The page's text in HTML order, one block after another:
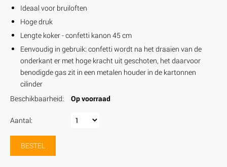
Ideaal voor bruiloften
Hoge druk
Lengte koker - confetti kanon 45 cm
Eenvoudig in gebruik: confetti wordt na het draaien van de
onderkant er met hoge kracht uit geschoten, het daarvoor
benodigde gas zit in een metalen houder in de kartonnen
cilinder
Beschikbaarheid:
Op voorraad
Aantal:
BESTEL